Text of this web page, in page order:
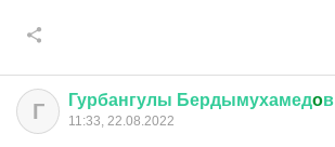
Г Гурбангулы Бердымухамедoв
11:33, 22.08.2022